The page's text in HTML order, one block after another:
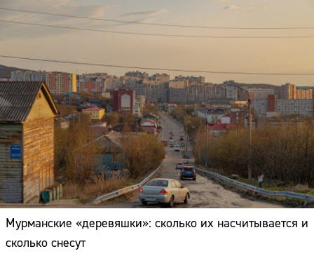
Мурманские «деревяшки»: сколько их насчитывается и
сколько снесут